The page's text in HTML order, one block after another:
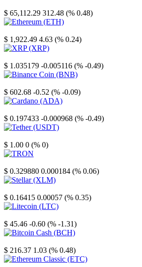
$ 65,112.29 312.48 (% 0.48)
$ 1,922.49 4.63 (% 0.24)
$ 1.035179 -0.005116 (% -0.49)
$ 602.68 -0.52 (% -0.09)
$ 0.197433 -0.000968 (% -0.49)
$ 1.00 0 (% 0)
$ 0.329880 0.000184 (% 0.06)
$ 0.16415 0.00057 (% 0.35)
$ 45.46 -0.60 (% -1.31)
$ 216.37 1.03 (% 0.48)